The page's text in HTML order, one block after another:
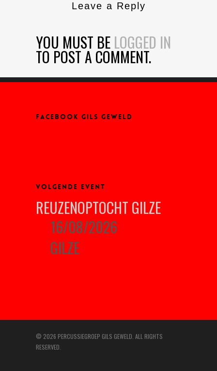
Leave a Reply
YOU MUST BE LOGGED IN
TO POST A COMMENT.
FACEBOOK GILS GEWELD
VOLGENDE EVENT
REUZENOPTOCHT GILZE
16/08/2026
GILZE
© 2026 PERCUSSIEGROEP GILS GEWELD. ALL RIGHTS
RESERVED.